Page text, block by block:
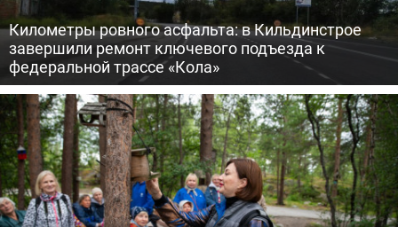
Километры ровного асфальта: в Кильдинстрое
завершили ремонт ключевого подъезда к
федеральной трассе «Кола»